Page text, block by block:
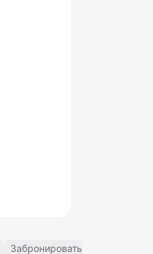
Забронировать отель в Москве